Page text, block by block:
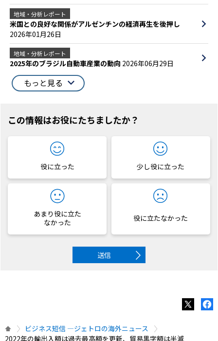
地域・分析レポート
米国との良好な関係がアルゼンチンの経済再生を後押し
2026年01月26日
地域・分析レポート
2025年のブラジル自動車産業の動向 2026年06月29日
もっと見る
この情報はお役にたちましたか？
役に立った 少し役に立った
あまり役に立た
なかった
役に立たなかった
送信
ビジネス短信 ―ジェトロの海外ニュース
2022年の輸出入額は過去最高額を更新、貿易黒字額は半減